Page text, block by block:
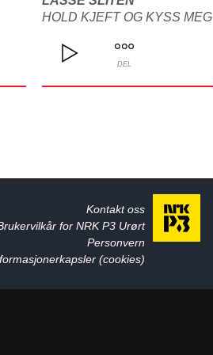
HOLD KJEFT OG KYSS MEG
DEL
Kontakt oss
for NRK P3 Urørt
Personvern
(cookies)